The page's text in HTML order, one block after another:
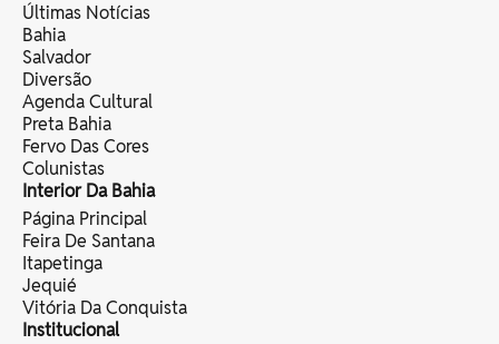
Últimas Notícias
Bahia
Salvador
Diversão
Agenda Cultural
Preta Bahia
Fervo Das Cores
Colunistas
Interior Da Bahia
Página Principal
Feira De Santana
Itapetinga
Jequié
Vitória Da Conquista
Institucional